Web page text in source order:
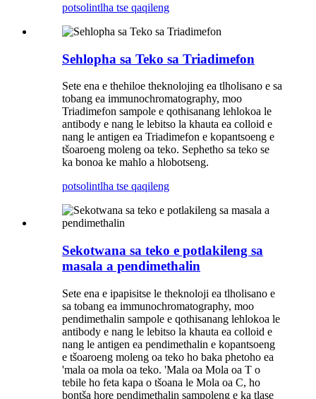
potsolintlha tse qaqileng
Sehlopha sa Teko sa Triadimefon
Sete ena e thehiloe theknolojing ea tlholisano e sa
tobang ea immunochromatography, moo
Triadimefon sampole e qothisanang lehlokoa le
antibody e nang le lebitso la khauta ea colloid e
nang le antigen ea Triadimefon e kopantsoeng e
tšoaroeng moleng oa teko. Sephetho sa teko se
ka bonoa ke mahlo a hlobotseng.
potsolintlha tse qaqileng
Sekotwana sa teko e potlakileng sa
masala a pendimethalin
Sete ena e ipapisitse le theknoloji ea tlholisano e
sa tobang ea immunochromatography, moo
pendimethalin sampole e qothisanang lehlokoa le
antibody e nang le lebitso la khauta ea colloid e
nang le antigen ea pendimethalin e kopantsoeng
e tšoaroeng moleng oa teko ho baka phetoho ea
'mala oa mola oa teko. 'Mala oa Mola oa T o
tebile ho feta kapa o tšoana le Mola oa C, ho
bontša hore pendimethalin sampoleng e ka tlase